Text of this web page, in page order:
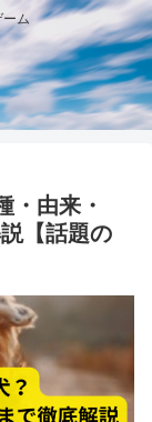
ム
・由来・
【話題の